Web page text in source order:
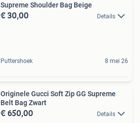
Supreme Shoulder Bag Beige
€ 30,00 Details
Puttershoek 8 mei 26
Originele Gucci Soft Zip GG Supreme
Belt Bag Zwart
€ 650,00 Details